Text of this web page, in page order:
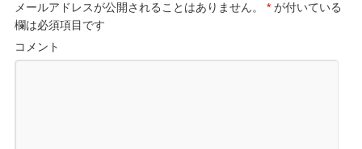
メールアドレスが公開されることはありません。 * が付いている
欄は必須項目です
コメント